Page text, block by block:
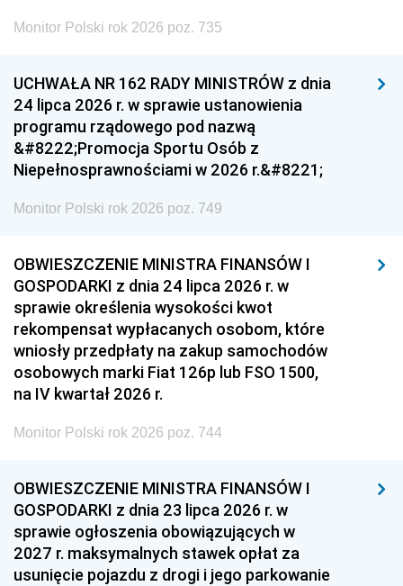
Monitor Polski rok 2026 poz. 735
UCHWAŁA NR 162 RADY MINISTRÓW z dnia
24 lipca 2026 r. w sprawie ustanowienia
programu rządowego pod nazwą
&#8222;Promocja Sportu Osób z
Niepełnosprawnościami w 2026 r.&#8221;
Monitor Polski rok 2026 poz. 749
OBWIESZCZENIE MINISTRA FINANSÓW I
GOSPODARKI z dnia 24 lipca 2026 r. w
sprawie określenia wysokości kwot
rekompensat wypłacanych osobom, które
wniosły przedpłaty na zakup samochodów
osobowych marki Fiat 126p lub FSO 1500,
na IV kwartał 2026 r.
Monitor Polski rok 2026 poz. 744
OBWIESZCZENIE MINISTRA FINANSÓW I
GOSPODARKI z dnia 23 lipca 2026 r. w
sprawie ogłoszenia obowiązujących w
2027 r. maksymalnych stawek opłat za
usunięcie pojazdu z drogi i jego parkowanie